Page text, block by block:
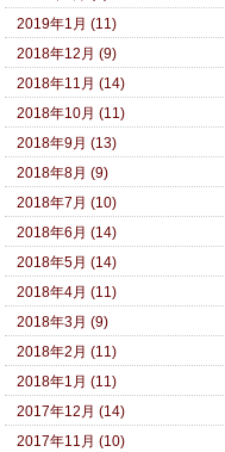
2019年1月 (11)
2018年12月 (9)
2018年11月 (14)
2018年10月 (11)
2018年9月 (13)
2018年8月 (9)
2018年7月 (10)
2018年6月 (14)
2018年5月 (14)
2018年4月 (11)
2018年3月 (9)
2018年2月 (11)
2018年1月 (11)
2017年12月 (14)
2017年11月 (10)